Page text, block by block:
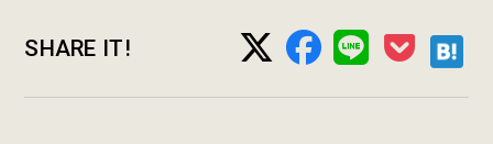
SHARE IT!